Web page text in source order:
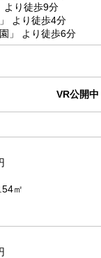
より徒歩9分
より徒歩4分
」 より徒歩6分
VR公開中
㎡